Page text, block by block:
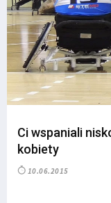
Ci wspaniali
kobiety
10.06.2015